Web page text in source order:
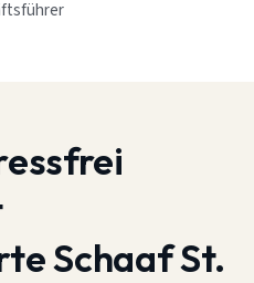
Schaaf St.